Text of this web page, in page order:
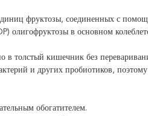
фруктозы, соединенных с
олигофруктозы в основном
в толстый кишечник без
и других пробиотиков,
обогатителем.